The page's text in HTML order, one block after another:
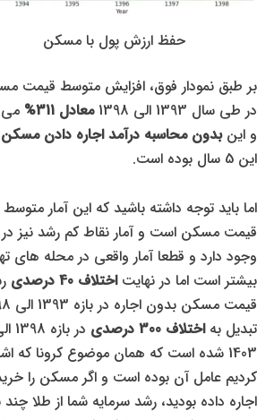
حفظ ارزش پول با مسکن
بر طبق نمودار فوق، افزایش متوسط قیمت
در طی سال 1393 الی 1398
معادل 311%
می
و اینبدون محاسبه درآمد اجاره دادن مسکن
این 5 سال بوده است.
اما باید توجه داشته باشید که این آمار متوسط
قیمت مسکن است و آمار نقاط کم رشد نیز
وجود دارد و قطعا آمار واقعی در محله های
بیشتر است اما در نهایتاختلاف 40 درصدی
تبدیل بهاختلاف 300 درصدی
در
1403 شده است که همان موضوع کرونا که
کردیم عامل آن بوده است و اگر مسکن را
اجاره داده بودید، رشد سرمایه شما از طلا چند